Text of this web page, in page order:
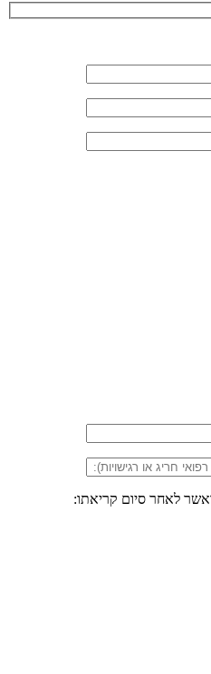
לאחר סיום קריאתו: